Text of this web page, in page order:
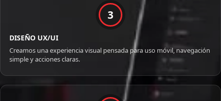
3
DISEÑO UX/UI
Creamos una experiencia visual pensada para uso móvil, navegación
simple y acciones claras.